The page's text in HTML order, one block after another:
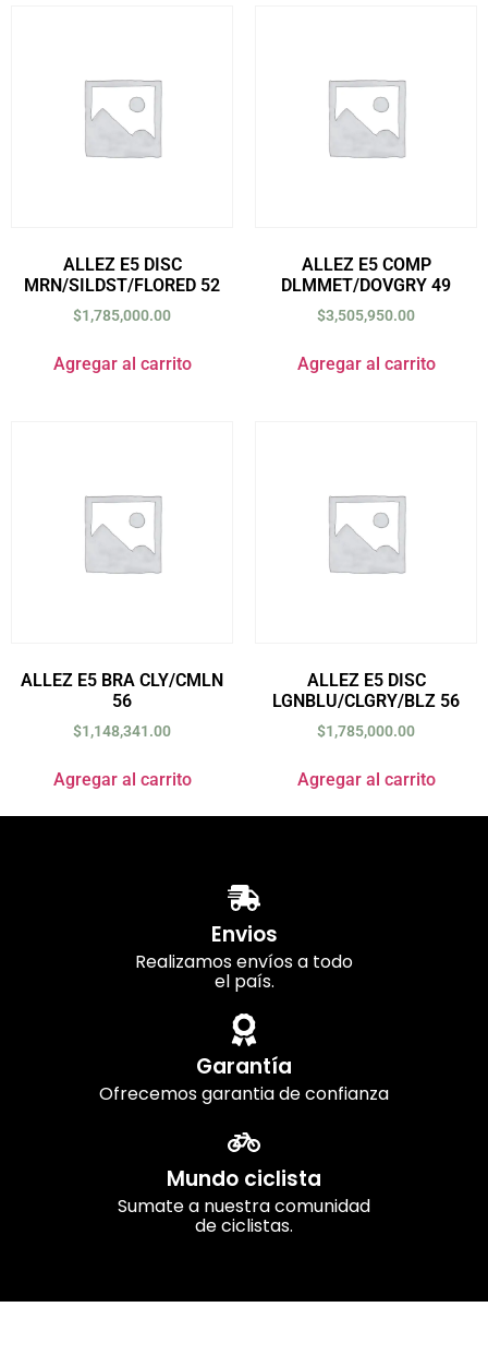
ALLEZ E5 DISC
MRN/SILDST/FLORED 52
$1,785,000.00
Agregar al carrito
ALLEZ E5 COMP
DLMMET/DOVGRY 49
$3,505,950.00
Agregar al carrito
ALLEZ E5 BRA CLY/CMLN
56
$1,148,341.00
Agregar al carrito
ALLEZ E5 DISC
LGNBLU/CLGRY/BLZ 56
$1,785,000.00
Agregar al carrito
Envios
Realizamos envíos a todo
el país.
Garantía
Ofrecemos garantia de confianza
Mundo ciclista
Sumate a nuestra comunidad
de ciclistas.